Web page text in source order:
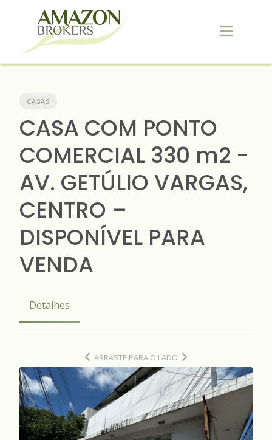
CASAS
CASA COM PONTO
COMERCIAL 330 m2 -
AV. GETÚLIO VARGAS,
CENTRO –
DISPONÍVEL PARA
VENDA
Detalhes
ARRASTE PARA O LADO